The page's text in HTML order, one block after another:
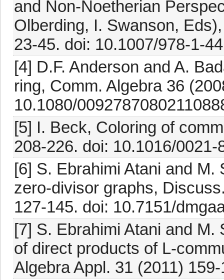
and Non-Noetherian
Olberding, I. Swanson,
23-45. doi: 10.1007/978-1-
[4] D.F. Anderson and A.
ring, Comm. Algebra 36
10.1080/
[5] I. Beck, Coloring of
208-226. doi: 10.1016/
[6] S. Ebrahimi Atani and
zero-divisor graphs,
127-145. doi: 10.7151/
[7] S. Ebrahimi Atani and
of direct products of L-
Algebra Appl. 31 (2011)